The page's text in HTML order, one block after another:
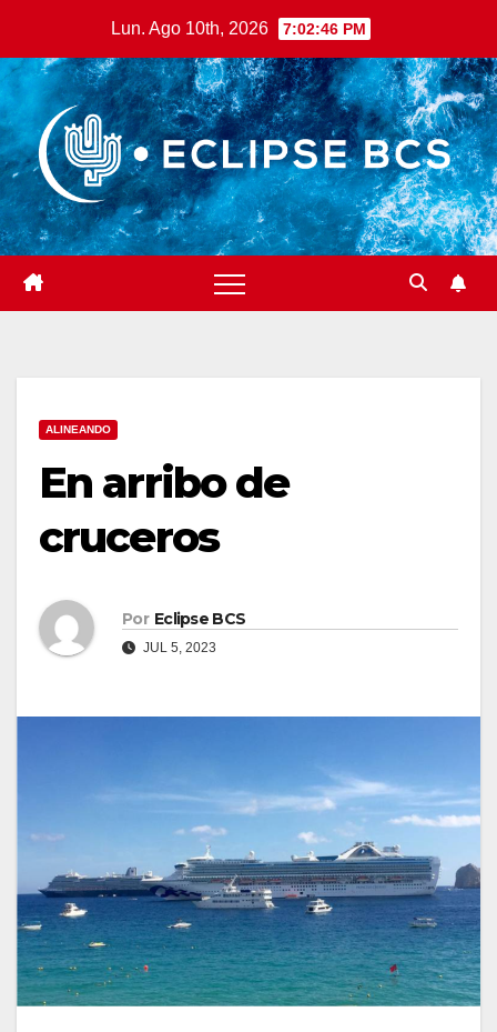
contenido
Lun. Ago 10th, 2026 7:02:47 PM
ALINEANDO
En arribo de
cruceros
Por Eclipse BCS
JUL 5, 2023